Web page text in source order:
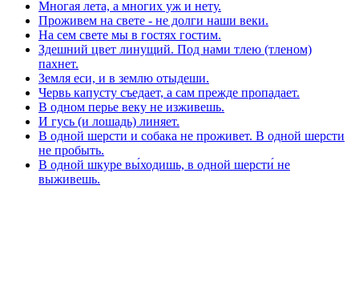
Многая лета, а многих уж и нету.
Проживем на свете - не долги наши веки.
На сем свете мы в гостях гостим.
Здешний цвет линущий. Под нами тлею (тленом)
пахнет.
Земля еси, и в землю отыдеши.
Червь капусту съедает, а сам прежде пропадает.
В одном перье веку не изживешь.
И гусь (и лошадь) линяет.
В одной шерсти и собака не проживет. В одной шерсти
не пробыть.
В одной шкуре вы́ходишь, в одной шерсти́ не
выживешь.